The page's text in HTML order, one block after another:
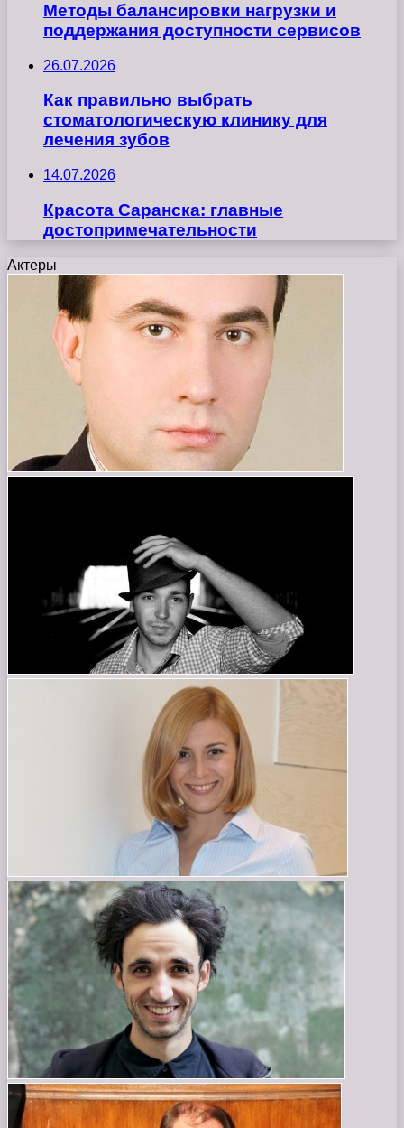
Методы балансировки нагрузки и
поддержания доступности сервисов
26.07.2026
Как правильно выбрать
стоматологическую клинику для
лечения зубов
14.07.2026
Красота Саранска: главные
достопримечательности
Актеры